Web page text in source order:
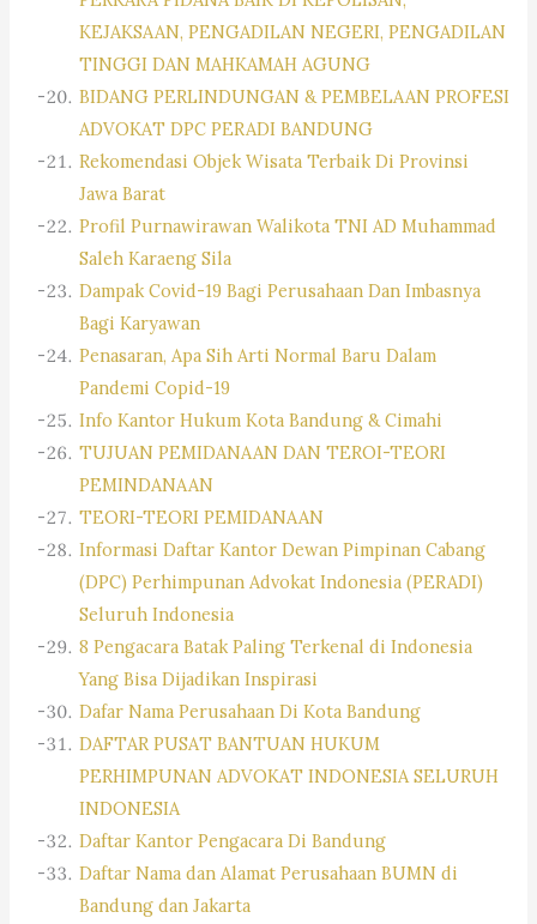
KEJAKSAAN, PENGADILAN NEGERI, PENGADILAN
TINGGI DAN MAHKAMAH AGUNG
BIDANG PERLINDUNGAN & PEMBELAAN PROFESI
ADVOKAT DPC PERADI BANDUNG
Rekomendasi Objek Wisata Terbaik Di Provinsi
Jawa Barat
Profil Purnawirawan Walikota TNI AD Muhammad
Saleh Karaeng Sila
Dampak Covid-19 Bagi Perusahaan Dan Imbasnya
Bagi Karyawan
Penasaran, Apa Sih Arti Normal Baru Dalam
Pandemi Copid-19
Info Kantor Hukum Kota Bandung & Cimahi
TUJUAN PEMIDANAAN DAN TEROI-TEORI
PEMINDANAAN
TEORI-TEORI PEMIDANAAN
Informasi Daftar Kantor Dewan Pimpinan Cabang
(DPC) Perhimpunan Advokat Indonesia (PERADI)
Seluruh Indonesia
8 Pengacara Batak Paling Terkenal di Indonesia
Yang Bisa Dijadikan Inspirasi
Dafar Nama Perusahaan Di Kota Bandung
DAFTAR PUSAT BANTUAN HUKUM
PERHIMPUNAN ADVOKAT INDONESIA SELURUH
INDONESIA
Daftar Kantor Pengacara Di Bandung
Daftar Nama dan Alamat Perusahaan BUMN di
Bandung dan Jakarta